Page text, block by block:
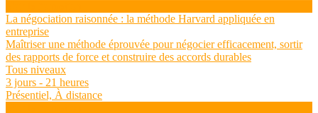
La négociation raisonnée : la méthode Harvard appliquée en
entreprise
Maîtriser une méthode éprouvée pour négocier efficacement, sortir
des rapports de force et construire des accords durables
Tous niveaux
3 jours - 21 heures
Présentiel, À distance